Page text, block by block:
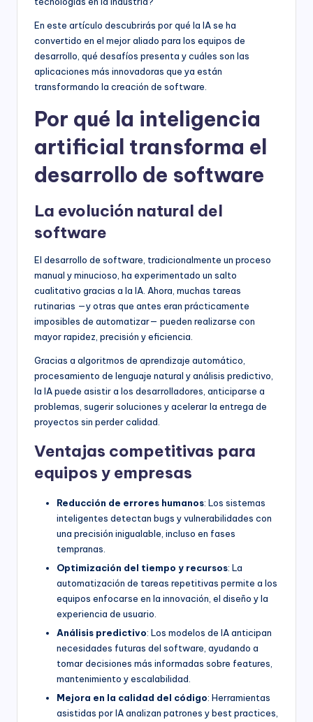
En este artículo descubrirás por qué la IA se ha
convertido en el mejor aliado para los equipos de
desarrollo, qué desafíos presenta y cuáles son las
aplicaciones más innovadoras que ya están
transformando la creación de software.
Por qué la inteligencia
artificial transforma el
desarrollo de software
La evolución natural del
software
El desarrollo de software, tradicionalmente un proceso
manual y minucioso, ha experimentado un salto
cualitativo gracias a la IA. Ahora, muchas tareas
rutinarias —y otras que antes eran prácticamente
imposibles de automatizar— pueden realizarse con
mayor rapidez, precisión y eficiencia.
Gracias a algoritmos de aprendizaje automático,
procesamiento de lenguaje natural y análisis predictivo,
la IA puede asistir a los desarrolladores, anticiparse a
problemas, sugerir soluciones y acelerar la entrega de
proyectos sin perder calidad.
Ventajas competitivas para
equipos y empresas
Reducción de errores humanos: Los sistemas
inteligentes detectan bugs y vulnerabilidades con
una precisión inigualable, incluso en fases
tempranas.
Optimización del tiempo y recursos: La
automatización de tareas repetitivas permite a los
equipos enfocarse en la innovación, el diseño y la
experiencia de usuario.
Análisis predictivo: Los modelos de IA anticipan
necesidades futuras del software, ayudando a
tomar decisiones más informadas sobre features,
mantenimiento y escalabilidad.
Mejora en la calidad del código: Herramientas
asistidas por IA analizan patrones y best practices,